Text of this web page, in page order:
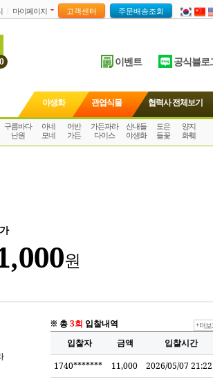
마이페이지
이벤트 공식블로
야생화 관엽식물 협력사 전체보기
구름바다
난원
아네
모네
어반
가든
가든파라
다이스
산내들
야생화
도은
들꽃
양지
화훼
원
※ 총3회 입찰내역
입찰자
금액
입찰시간
1740*******
11,000
2026/05/07 21:22
+더